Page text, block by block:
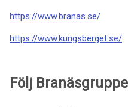
https://www.branas.se/
https://www.kungsberget.se/
Följ